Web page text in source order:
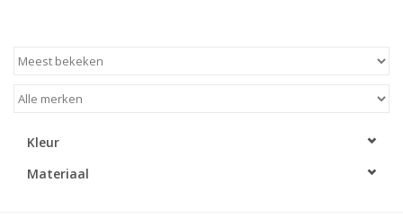
LED Kaarsen
Kleur
Materiaal